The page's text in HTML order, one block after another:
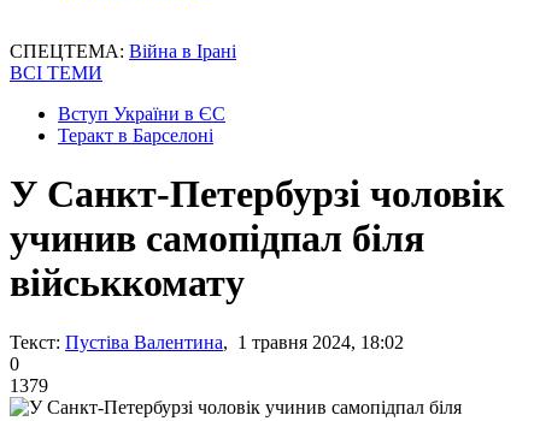
СПЕЦТЕМА: Війна в Ірані
ВСІ ТЕМИ
Вступ України в ЄС
Теракт в Барселоні
У Санкт-Петербурзі чоловік
учинив самопідпал біля
військкомату
Текст: Пустіва Валентина, 1 травня 2024, 18:02
0
1379